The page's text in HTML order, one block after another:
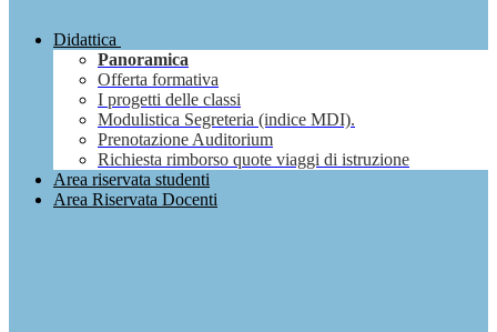
Didattica
Panoramica
Offerta formativa
I progetti delle classi
Modulistica Segreteria (indice MDI).
Prenotazione Auditorium
Richiesta rimborso quote viaggi di istruzione
Area riservata studenti
Area Riservata Docenti